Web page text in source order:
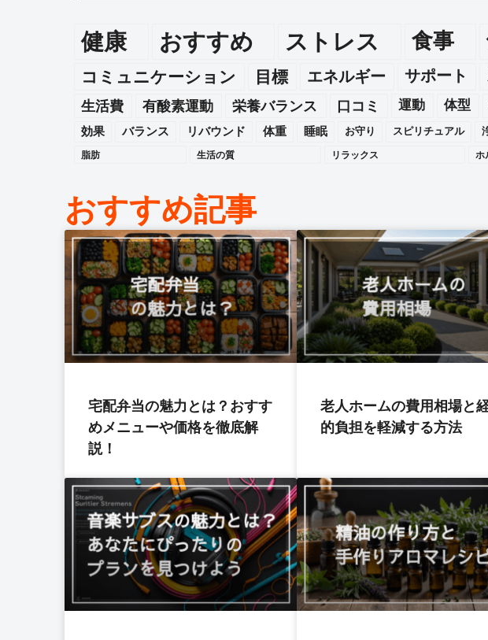
健康 おすすめ ストレス 食事
コミュニケーション 目標 エネルギー サポート
生活費
有酸素運動 栄養バランス 口コミ 運動 体型
効果
バランス リバウンド 体重 睡眠 お守り スピリチュアル
脂肪 生活の質 リラックス ホ
おすすめ記事
宅配弁当の魅力とは？おすす
めメニューや価格を徹底解
説！
老人ホームの費用相場と
的負担を軽減する方法